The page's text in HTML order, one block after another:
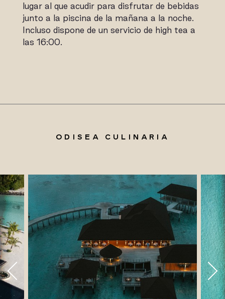
lugar al que acudir para disfrutar de bebidas
junto a la piscina de la mañana a la noche.
Incluso dispone de un servicio de high tea a
las 16:00.
ODISEA CULINARIA